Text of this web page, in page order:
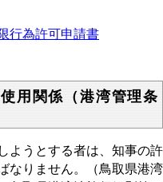
行為許可申請書
用関係（港湾管理条
ようとする者は、知事の許
なりません。（鳥取県港湾